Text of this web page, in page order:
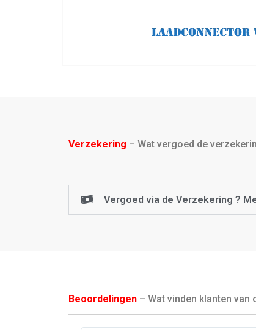
Verzekering – Wat vergoed de
Vergoed via de Verzekering ?
Beoordelingen – Wat vinden klanten van